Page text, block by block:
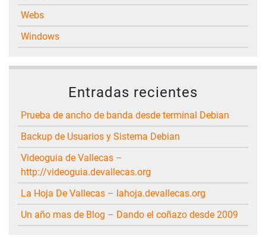
Webs
Windows
Entradas recientes
Prueba de ancho de banda desde terminal Debian
Backup de Usuarios y Sistema Debian
Videoguia de Vallecas –
http://videoguia.devallecas.org
La Hoja De Vallecas – lahoja.devallecas.org
Un año mas de Blog – Dando el coñazo desde 2009